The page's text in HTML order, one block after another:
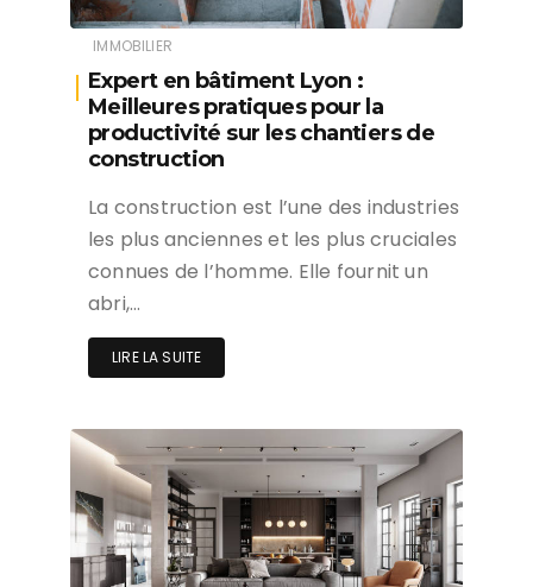
IMMOBILIER
Expert en bâtiment Lyon :
Meilleures pratiques pour la
productivité sur les chantiers de
construction
La construction est l’une des industries
les plus anciennes et les plus cruciales
connues de l’homme. Elle fournit un
abri,…
LIRE LA SUITE